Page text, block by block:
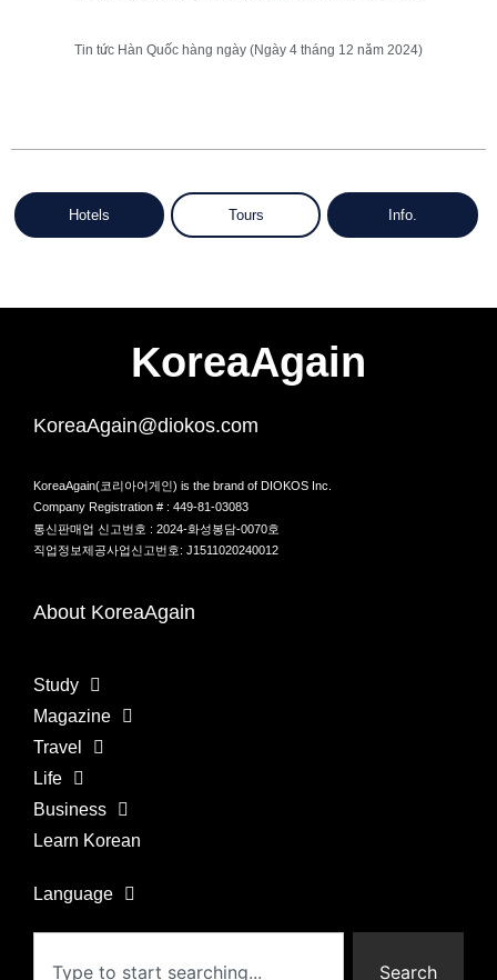
Tin tức Hàn Quốc hàng ngày (Ngày 4 tháng 12 năm 2024)
Hotels Tours Info.
KoreaAgain
KoreaAgain@diokos.com
KoreaAgain(코리아어게인) is the brand of DIOKOS Inc.
Company Registration # : 449-81-03083
통신판매업 신고번호 : 2024-화성봉담-0070호
직업정보제공사업신고번호: J1511020240012
About KoreaAgain
Study
Magazine
Travel
Life
Business
Learn Korean
Language
Search